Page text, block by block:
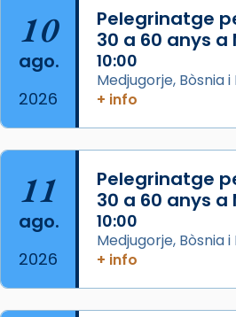
L’arquebisbe de
Josep Omella, ha presidit
concelebrat el bisbe
Mons. David Abadías.
📸 Dr. G. Simón
Foto
View on Facebook · Share
Arquebisbat de
2 weeks ago
10
ago.
2026
Pelegrinatge
30 a 60 anys a
10:00
Medjugorje, Bòsnia
+ info
11
ago.
2026
Pelegrinatge
30 a 60 anys a
10:00
Medjugorje, Bòsnia
+ info